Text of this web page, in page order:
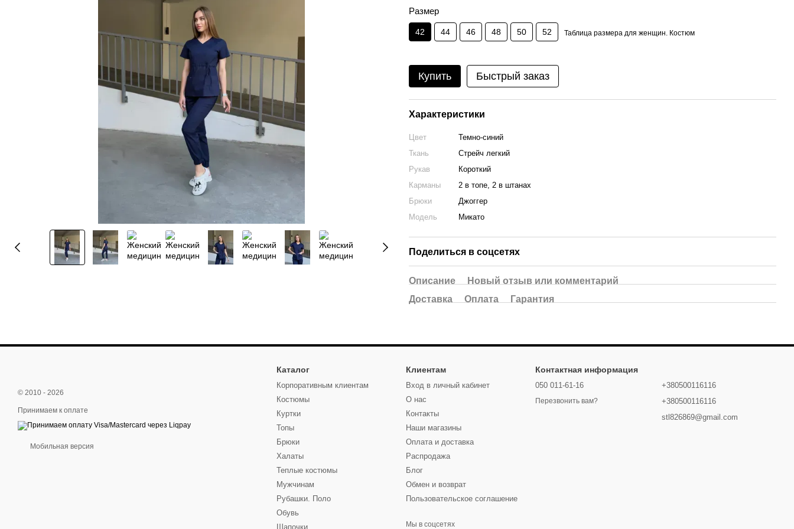
Размер
42 44 46 48 50 52 Таблица размера для женщин. Костюм
Купить Быстрый заказ
Характеристики
Цвет
Темно-синий
Ткань
Стрейч легкий
Рукав
Короткий
Карманы
2 в топе, 2 в штанах
Брюки
Джоггер
Модель
Микато
Поделиться в соцсетях
Описание
Новый отзыв или комментарий
Доставка
Оплата Гарантия
© 2010 - 2026
Принимаем к оплате
Мобильная версия
Каталог
Корпоративным клиентам
Костюмы
Куртки
Топы
Брюки
Халаты
Теплые костюмы
Мужчинам
Рубашки. Поло
Обувь
Шапочки
Клиентам
Вход в личный кабинет
О нас
Контакты
Наши магазины
Оплата и доставка
Распродажа
Блог
Обмен и возврат
Пользовательское соглашение
Мы в соцсетях
Контактная информация
050 011-61-16
Перезвонить вам?
+380500116116
+380500116116
stl826869@gmail.com